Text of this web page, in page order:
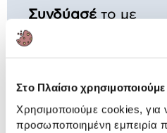
Στο Πλαίσιο
Χρησιμοποιούμε cookies,
προσωποποιημένη εμπειρία
Συνδύασέτο με
Q-
0,50 €